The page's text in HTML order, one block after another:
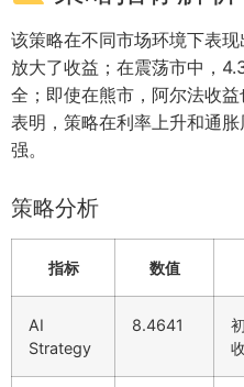
该策略在不同市场环境下表
放大了收益；在震荡市中，
全；即使在熊市，阿尔法收
表明，策略在利率上升和通
强。
策略分析
指标 数值
AI
Strategy
8.4641